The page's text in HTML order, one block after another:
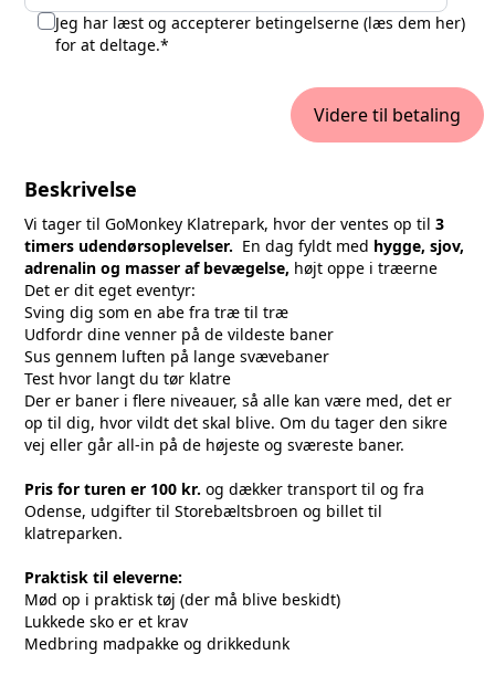
Jeg har læst og accepterer betingelserne (læs dem her)
for at deltage.*
Videre til betaling
Beskrivelse
Vi tager til GoMonkey Klatrepark, hvor der ventes op til 3
timers udendørsoplevelser. En dag fyldt med hygge, sjov,
adrenalin og masser af bevægelse, højt oppe i træerne
Det er dit eget eventyr:
Sving dig som en abe fra træ til træ
Udfordr dine venner på de vildeste baner
Sus gennem luften på lange svævebaner
Test hvor langt du tør klatre
Der er baner i flere niveauer, så alle kan være med, det er
op til dig, hvor vildt det skal blive. Om du tager den sikre
vej eller går all-in på de højeste og sværeste baner.
Pris for turen er 100 kr. og dækker transport til og fra
Odense, udgifter til Storebæltsbroen og billet til
klatreparken.
Praktisk til eleverne:
Mød op i praktisk tøj (der må blive beskidt)
Lukkede sko er et krav
Medbring madpakke og drikkedunk